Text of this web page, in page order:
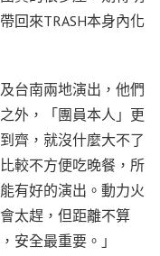
回來TRASH本身內化
台南兩地演出，他們
外，「團員本人」更
齊，就沒什麼大不了
較不方便吃晚餐，所
有好的演出。動力火
太趕，但距離不算
安全最重要。」